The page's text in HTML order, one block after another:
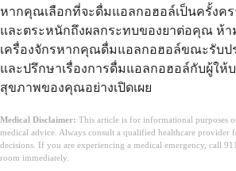
หากคุณเลือกที่จะดื่มแอลกอฮอล์เป็นครั้งค
และตระหนักถึงผลกระทบของยาต่อคุณ ห้
เครื่องจักรหากคุณดื่มแอลกอฮอล์ขณะรับปร
และปรึกษาเรื่องการดื่มแอลกอฮอล์กับผู้ให้
สุขภาพของคุณอย่างเปิดเผย
Medical Disclaimer: This article is for informational purposes
medical advice. Always consult a qualified healthcare provider
decisions. If you are experiencing a medical emergency, call
room immediately.